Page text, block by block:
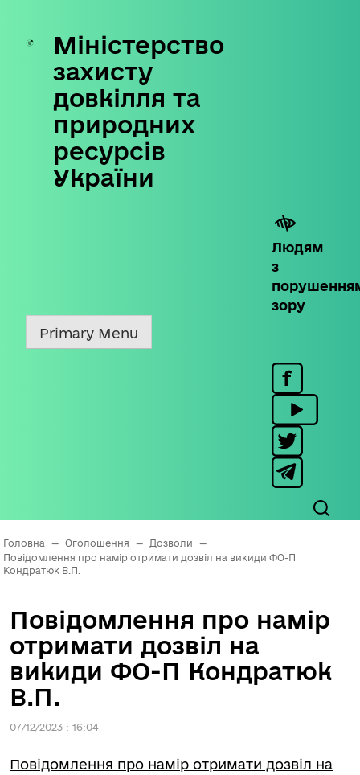
Skip
content
Міністерство
захисту
довкілля та
природних
ресурсів
України
Людям
з
зору
Primary Menu
Головна — Оголошення — Дозволи
—
Повідомлення про намір отримати дозвіл на викиди ФО-П
Кондратюк В.П.
Повідомлення про намір
отримати дозвіл на
викиди ФО-П Кондратюк
В.П.
07/12/2023 : 16:04
Повідомлення про намір отримати дозвіл на